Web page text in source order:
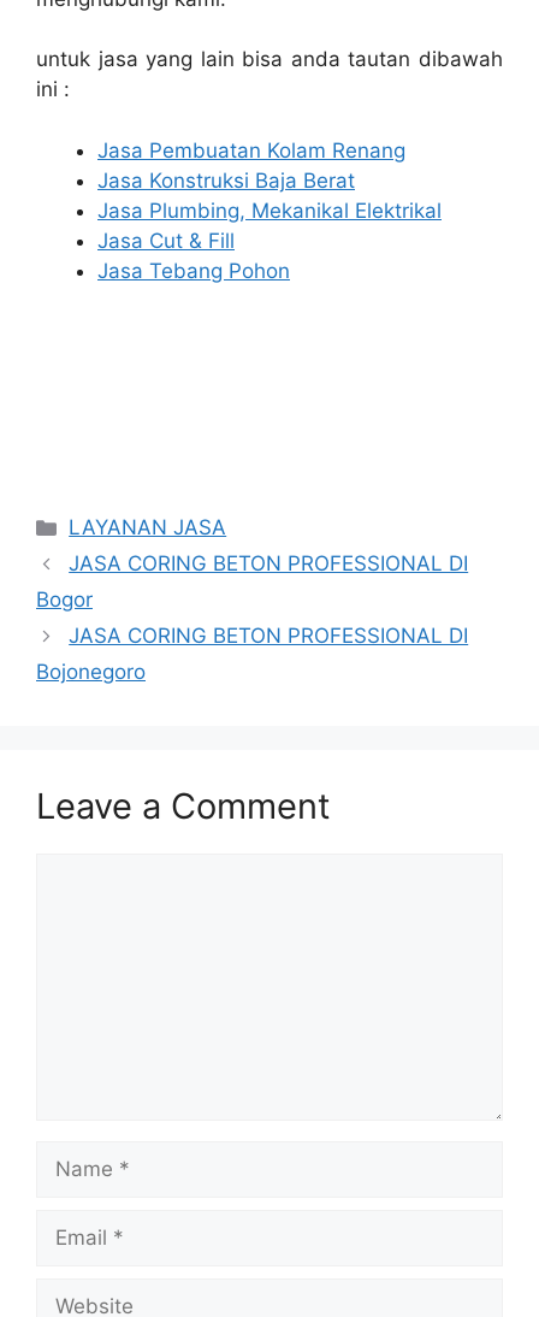
untuk jasa yang lain bisa anda tautan dibawah
ini :
Jasa Pembuatan Kolam Renang
Jasa Konstruksi Baja Berat
Jasa Plumbing, Mekanikal Elektrikal
Jasa Cut & Fill
Jasa Tebang Pohon
Categories
LAYANAN JASA
JASA CORING BETON PROFESSIONAL DI
Bogor
JASA CORING BETON PROFESSIONAL DI
Bojonegoro
Leave a Comment
Name
Email
Website